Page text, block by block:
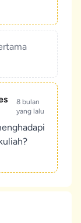
8 bulan
yang lalu